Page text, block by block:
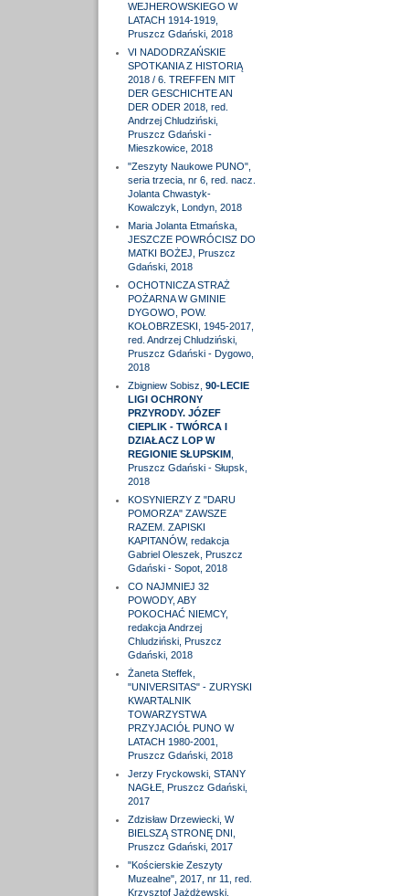
WEJHEROWSKIEGO W
LATACH 1914-1919,
Pruszcz Gdański, 2018
VI NADODRZAŃSKIE
SPOTKANIA Z HISTORIĄ
2018 / 6. TREFFEN MIT
DER GESCHICHTE AN
DER ODER 2018, red.
Andrzej Chludziński,
Pruszcz Gdański -
Mieszkowice, 2018
"Zeszyty Naukowe PUNO",
seria trzecia, nr 6, red. nacz.
Jolanta Chwastyk-
Kowalczyk, Londyn, 2018
Maria Jolanta Etmańska,
JESZCZE POWRÓCISZ DO
MATKI BOŻEJ, Pruszcz
Gdański, 2018
OCHOTNICZA STRAŻ
POŻARNA W GMINIE
DYGOWO, POW.
KOŁOBRZESKI, 1945-2017,
red. Andrzej Chludziński,
Pruszcz Gdański - Dygowo,
2018
Zbigniew Sobisz, 90-LECIE
LIGI OCHRONY
PRZYRODY. JÓZEF
CIEPLIK - TWÓRCA I
DZIAŁACZ LOP W
REGIONIE SŁUPSKIM,
Pruszcz Gdański - Słupsk,
2018
KOSYNIERZY Z "DARU
POMORZA" ZAWSZE
RAZEM. ZAPISKI
KAPITANÓW, redakcja
Gabriel Oleszek, Pruszcz
Gdański - Sopot, 2018
CO NAJMNIEJ 32
POWODY, ABY
POKOCHAĆ NIEMCY,
redakcja Andrzej
Chludziński, Pruszcz
Gdański, 2018
Żaneta Steffek,
"UNIVERSITAS" - ZURYSKI
KWARTALNIK
TOWARZYSTWA
PRZYJACIÓŁ PUNO W
LATACH 1980-2001,
Pruszcz Gdański, 2018
Jerzy Fryckowski, STANY
NAGŁE, Pruszcz Gdański,
2017
Zdzisław Drzewiecki, W
BIELSZĄ STRONĘ DNI,
Pruszcz Gdański, 2017
"Kościerskie Zeszyty
Muzealne", 2017, nr 11, red.
Krzysztof Jażdżewski,